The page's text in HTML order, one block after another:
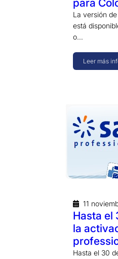
para
La versión
está
o…
Leer más
11
Hasta el
la
Hasta el 30